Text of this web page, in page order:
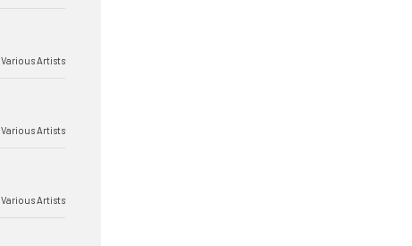
Various Artists
Various Artists
Various Artists